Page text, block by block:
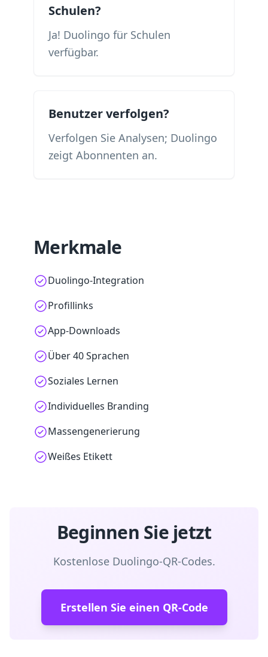
Schulen?
Ja! Duolingo für Schulen
verfügbar.
Benutzer verfolgen?
Verfolgen Sie Analysen; Duolingo
zeigt Abonnenten an.
Merkmale
Duolingo-Integration
Profillinks
App-Downloads
Über 40 Sprachen
Soziales Lernen
Individuelles Branding
Massengenerierung
Weißes Etikett
Beginnen Sie jetzt
Kostenlose Duolingo-QR-Codes.
Erstellen Sie einen QR-Code